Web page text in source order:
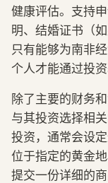
健康评估。支持
明、结婚证书（
只有能够为南非
个人才能通过投资
除了主要的财务
与其投资选择相
投资，通常会设
位于指定的黄金
提交一份详细的